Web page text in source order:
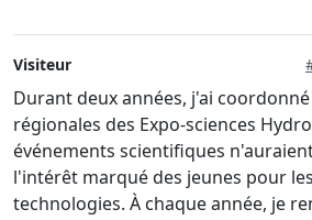
Visiteur
Durant deux années, j'ai
régionales des Expo-sciences
événements scientifiques
l'intérêt marqué des jeunes pour
technologies. À chaque année, je